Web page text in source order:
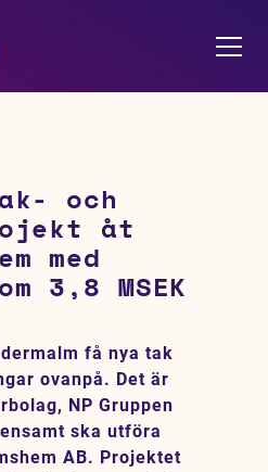
och
åt
med
3,8 MSEK
få nya tak
ovanpå. Det är
NP Gruppen
ska utföra
AB. Projektet